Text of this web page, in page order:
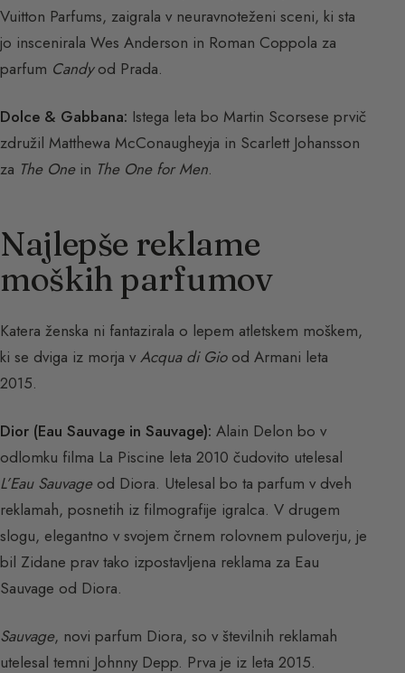
Vuitton Parfums, zaigrala v neuravnoteženi sceni, ki sta
jo inscenirala Wes Anderson in Roman Coppola za
parfum Candyod Prada.
Dolce & Gabbana: Istega leta bo Martin Scorsese prvič
združil Matthewa McConaugheyja in Scarlett Johansson
za The Onein The One for Men.
Najlepše reklame
moških parfumov
Katera ženska ni fantazirala o lepem atletskem moškem,
ki se dviga iz morja v Acqua di Giood Armani leta
2015.
Dior (Eau Sauvage in Sauvage): Alain Delon bo v
odlomku filma La Piscine leta 2010 čudovito utelesal
L’Eau Sauvageod Diora. Utelesal bo ta parfum v dveh
reklamah, posnetih iz filmografije igralca. V drugem
slogu, elegantno v svojem črnem rolovnem puloverju, je
bil Zidane prav tako izpostavljena reklama za Eau
Sauvage od Diora.
Sauvage, novi parfum Diora, so v številnih reklamah
utelesal temni Johnny Depp. Prva je iz leta 2015.